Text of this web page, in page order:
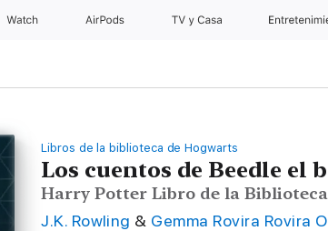
Watch AirPods TV y Casa
Libros de la biblioteca de Hogwarts
Los cuentos de Beedle el
Harry Potter Libro de la
J.K. Rowling & Gemma Rovira Rovira